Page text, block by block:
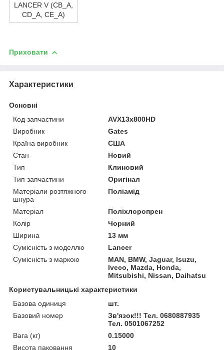
LANCER V (CB_A,
CD_A, CE_A)
Приховати
Характеристики
Основні
Код запчастини
AVX13x800HD
Виробник
Gates
Країна виробник
США
Стан
Новий
Тип
Клиновий
Тип запчастини
Оригінал
Матеріали розтяжного
шнура
Поліамід
Матеріал
Поліхлоропрен
Колір
Чорний
Ширина
13 мм
Сумісність з моделлю
Lancer
Сумісність з маркою
MAN, BMW, Jaguar, Isuzu,
Iveco, Mazda, Honda,
Mitsubishi, Nissan, Daihatsu
Користувальницькі характеристики
Базова одиниця
шт.
Базовий номер
Зв'язок!!! Тел. 0680887935
Тел. 0501067252
Вага (кг)
0.15000
Висота паковання
10